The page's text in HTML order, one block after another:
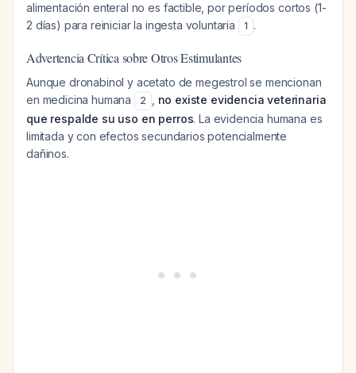
alimentación enteral no es factible, por períodos cortos (1-
2 días) para reiniciar la ingesta voluntaria
1 .
Advertencia Crítica sobre Otros Estimulantes
Aunque dronabinol y acetato de megestrol se mencionan
en medicina humana
2
no existe evidencia veterinaria
que respalde su uso en perros. La evidencia humana es
limitada y con efectos secundarios potencialmente
dañinos.